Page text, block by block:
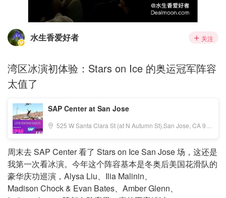
水生香爱好者 关注
湾区冰演初体验：Stars on Ice 的奥运冠军阵容
太值了
SAP Center at San Jose
525 W Santa Clara St (at N Autumn St),San Jose, CA 95113, United States, San Jose, CA 95113
周末去 SAP Center 看了 Stars on Ice San Jose 场，这还是
我第一次看冰演。今年这个阵容基本是冬奥后美国花滑队的
豪华庆功巡演，Alysa Liu、Ilia Malinin、
Madison Chock & Evan Bates、Amber Glenn、